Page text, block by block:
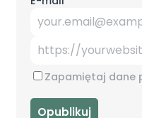
Zapamiętaj dane